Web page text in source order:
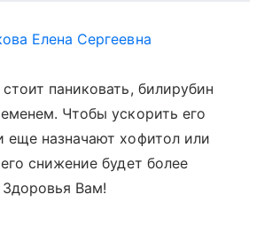
Елена Сергеевна
паниковать, билирубин
Чтобы ускорить его
еще назначают хофитол или
снижение будет более
Вам!